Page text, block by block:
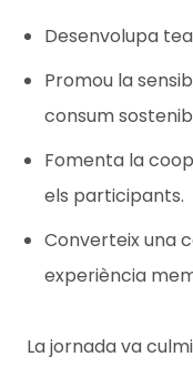
Desenvolupa
Promou la
consum
Fomenta la
els participants.
Converteix una
experiència
La jornada va